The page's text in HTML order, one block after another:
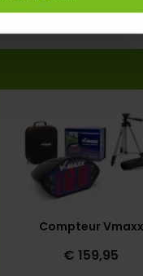
Compteur Vmaxx
€ 159,95